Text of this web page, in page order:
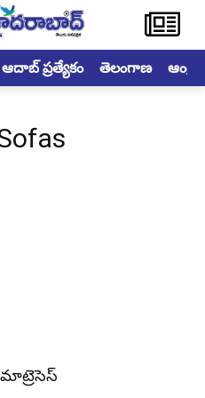
ఆదాబ్ ప్రత్యేకం తెలంగాణ